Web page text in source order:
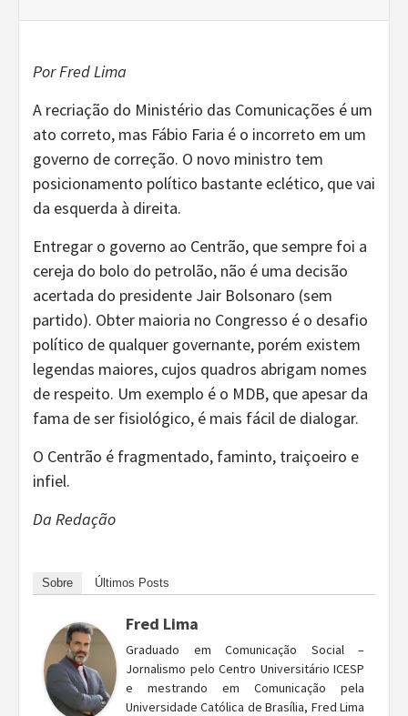
Por Fred Lima
A recriação do Ministério das Comunicações é um
ato correto, mas Fábio Faria é o incorreto em um
governo de correção. O novo ministro tem
posicionamento político bastante eclético, que vai
da esquerda à direita.
Entregar o governo ao Centrão, que sempre foi a
cereja do bolo do petrolão, não é uma decisão
acertada do presidente Jair Bolsonaro (sem
partido). Obter maioria no Congresso é o desafio
político de qualquer governante, porém existem
legendas maiores, cujos quadros abrigam nomes
de respeito. Um exemplo é o MDB, que apesar da
fama de ser fisiológico, é mais fácil de dialogar.
O Centrão é fragmentado, faminto, traiçoeiro e
infiel.
Da Redação
Sobre Últimos Posts
Fred Lima
Graduado em Comunicação Social –
Jornalismo pelo Centro Universitário ICESP
e mestrando em Comunicação pela
Universidade Católica de Brasília, Fred Lima